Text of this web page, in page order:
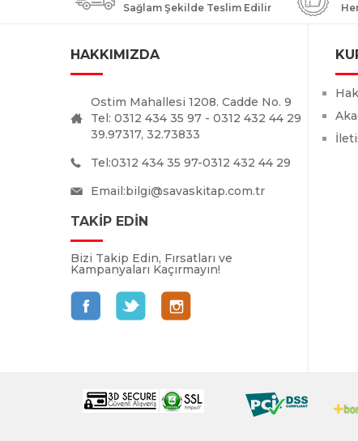
Sağlam Şekilde Teslim Edilir
HAKKIMIZDA
Ostim Mahallesi 1208. Cadde No. 9
Tel: 0312 434 35 97 - 0312 432 44 29
39.97317, 32.73833
Tel:0312 434 35 97-0312 432 44 29
Email:bilgi@savaskitap.com.tr
TAKİP EDİN
Bizi Takip Edin, Fırsatları ve
Kampanyaları Kaçırmayın!